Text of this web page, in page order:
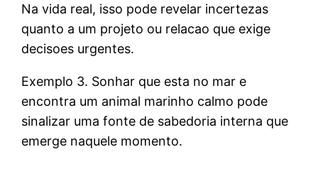
Na vida real, isso pode revelar incertezas
quanto a um projeto ou relacao que exige
decisoes urgentes.
Exemplo 3. Sonhar que esta no mar e
encontra um animal marinho calmo pode
sinalizar uma fonte de sabedoria interna que
emerge naquele momento.